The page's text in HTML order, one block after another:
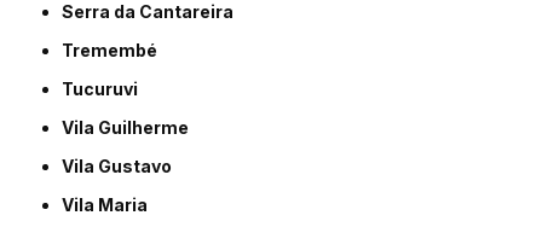
Serra da Cantareira
Tremembé
Tucuruvi
Vila Guilherme
Vila Gustavo
Vila Maria